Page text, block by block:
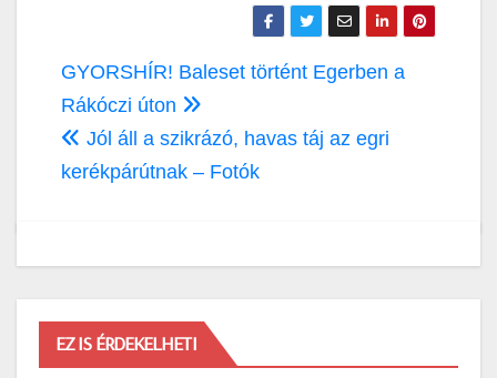
Bejegyzés
navigáció
GYORSHÍR! Baleset történt Egerben a
Rákóczi úton
Jól áll a szikrázó, havas táj az egri
kerékpárútnak – Fotók
EZ IS ÉRDEKELHETI